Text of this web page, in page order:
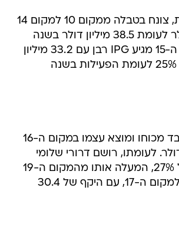
דחף, לעומת זאת, צונח בטבלה ממקום 10 למקום 14
עם 35 מיליון דולר לעומת 38.5 מיליון דולר בשנה
שעברה. למקום ה-15 מגיע IPG רבן עם 33.2 מיליון
דולר - גידול של 25% לעומת הפעילות בשנה
ליניאל DDB מאבד מכוחו ומוצא עצמו במקום ה-16
דולר. לעומתו, רושם דרורי שלומי
ארועטי גידול של 27%, המעלה אותו מהמקום ה-19
בשנה הקודמת למקום ה-17, עם היקף של 30.4